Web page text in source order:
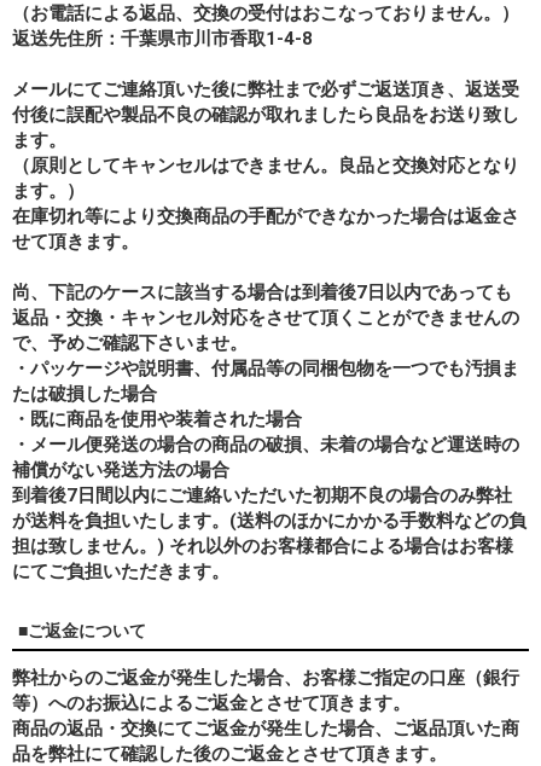
（お電話による返品、交換の受付はおこなっておりません。）
返送先住所：千葉県市川市香取1-4-8
メールにてご連絡頂いた後に弊社まで必ずご返送頂き、返送受
付後に誤配や製品不良の確認が取れましたら良品をお送り致し
ます。
（原則としてキャンセルはできません。良品と交換対応となり
ます。）
在庫切れ等により交換商品の手配ができなかった場合は返金さ
せて頂きます。
尚、下記のケースに該当する場合は到着後7日以内であっても
返品・交換・キャンセル対応をさせて頂くことができませんの
で、予めご確認下さいませ。
・パッケージや説明書、付属品等の同梱包物を一つでも汚損ま
たは破損した場合
・既に商品を使用や装着された場合
・メール便発送の場合の商品の破損、未着の場合など運送時の
補償がない発送方法の場合
到着後7日間以内にご連絡いただいた初期不良の場合のみ弊社
が送料を負担いたします。(送料のほかにかかる手数料などの負
担は致しません。) それ以外のお客様都合による場合はお客様
にてご負担いただきます。
■ご返金について
弊社からのご返金が発生した場合、お客様ご指定の口座（銀行
等）へのお振込によるご返金とさせて頂きます。
商品の返品・交換にてご返金が発生した場合、ご返品頂いた商
品を弊社にて確認した後のご返金とさせて頂きます。